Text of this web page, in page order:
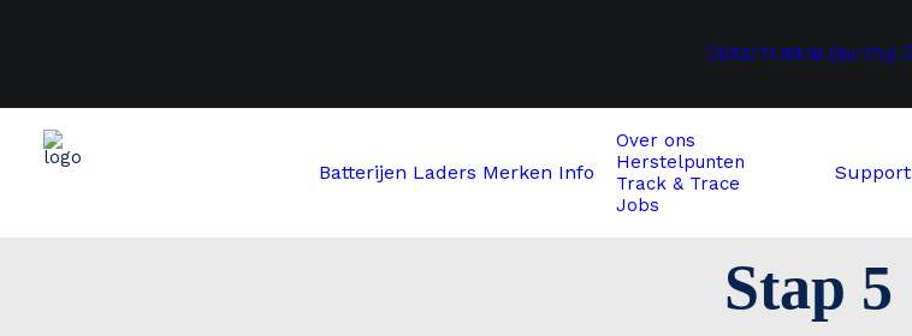
052/71.99.18 (9u-17u)
Batterijen Laders Merken Info
Over ons
Herstelpunten
Track & Trace
Jobs
Support
Stap 5